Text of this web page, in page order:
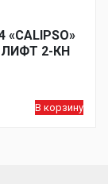
2-КН
В корзину